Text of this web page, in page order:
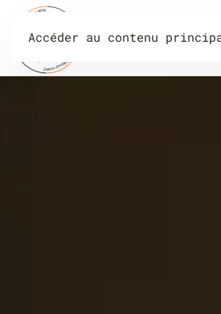
Accéder au contenu